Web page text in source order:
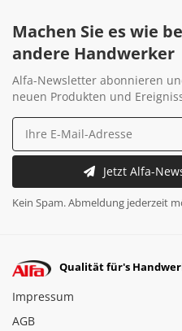
Machen Sie es wie
andere Handwerker
Alfa-Newsletter abonnieren
neuen Produkten und
Jetzt Alfa-
Kein Spam. Abmeldung jederzeit
Qualität für's
Impressum
AGB